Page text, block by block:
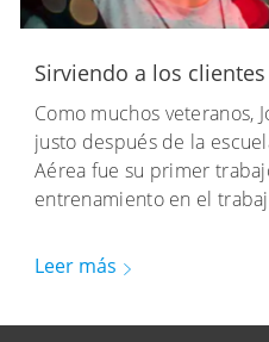
Sirviendo a los clientes
Como muchos veteranos,
justo después de la
Aérea fue su primer
entrenamiento en el
Leer más